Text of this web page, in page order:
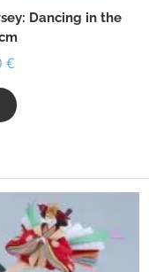
Dancing in the
€